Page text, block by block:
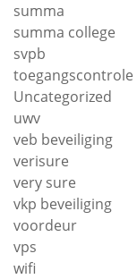
summa
summa college
svpb
toegangscontrole
Uncategorized
uwv
veb beveiliging
verisure
very sure
vkp beveiliging
voordeur
vps
wifi